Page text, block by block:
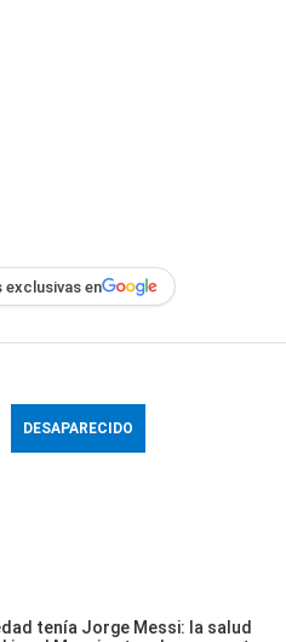
en
DESAPARECIDO
tenía Jorge Messi: la salud